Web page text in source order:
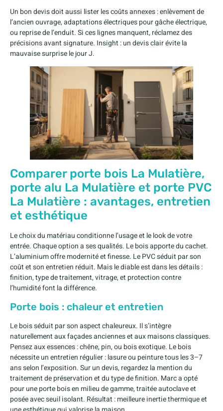
Un bon devis doit aussi lister les coûts annexes : enlèvement de
l’ancien ouvrage, adaptations électriques pour gâche électrique,
ou reprise de l’enduit. Si ces lignes manquent, réclamez des
précisions avant signature. Insight : un devis clair évite la
mauvaise surprise le jour J.
Comparer porte bois La Mulatière,
porte alu La Mulatière et porte PVC
La Mulatière : avantages, entretien
et esthétique
Le choix du matériau conditionne l’usage et le look de votre
entrée. Chaque option a ses qualités. Le bois apporte du cachet.
L’aluminium offre modernité et finesse. Le PVC séduit par son
coût et son entretien réduit. Mais le diable est dans les détails :
finition, type de traitement, vitrage, et protection contre
l’humidité font la différence.
Porte bois : chaleur et entretien
Le bois séduit par son aspect chaleureux. Il s’intègre
naturellement aux façades anciennes et aux maisons classiques.
Pensez aux essences : chêne, pin, ou bois exotique. Le bois
nécessite un entretien régulier : lasure ou peinture tous les 3–7
ans selon l’exposition. Sur un devis, regardez la mention du
traitement de préservation et du type de finition. Marc a opté
pour une porte bois en milieu de gamme, traitée autoclave et
posée avec seuil isolant. Résultat : meilleure inertie thermique et